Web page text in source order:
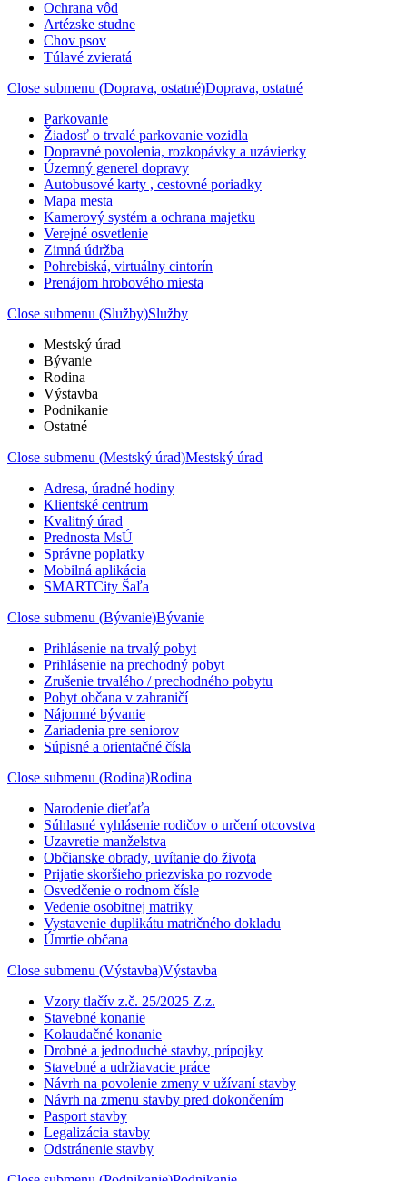
Ochrana vôd
Artézske studne
Chov psov
Túlavé zvieratá
Close submenu (Doprava, ostatné)Doprava, ostatné
Parkovanie
Žiadosť o trvalé parkovanie vozidla
Dopravné povolenia, rozkopávky a uzávierky
Územný generel dopravy
Autobusové karty , cestovné poriadky
Mapa mesta
Kamerový systém a ochrana majetku
Verejné osvetlenie
Zimná údržba
Pohrebiská, virtuálny cintorín
Prenájom hrobového miesta
Close submenu (Služby)Služby
Mestský úrad
Bývanie
Rodina
Výstavba
Podnikanie
Ostatné
Close submenu (Mestský úrad)Mestský úrad
Adresa, úradné hodiny
Klientské centrum
Kvalitný úrad
Prednosta MsÚ
Správne poplatky
Mobilná aplikácia
SMARTCity Šaľa
Close submenu (Bývanie)Bývanie
Prihlásenie na trvalý pobyt
Prihlásenie na prechodný pobyt
Zrušenie trvalého / prechodného pobytu
Pobyt občana v zahraničí
Nájomné bývanie
Zariadenia pre seniorov
Súpisné a orientačné čísla
Close submenu (Rodina)Rodina
Narodenie dieťaťa
Súhlasné vyhlásenie rodičov o určení otcovstva
Uzavretie manželstva
Občianske obrady, uvítanie do života
Prijatie skoršieho priezviska po rozvode
Osvedčenie o rodnom čísle
Vedenie osobitnej matriky
Vystavenie duplikátu matričného dokladu
Úmrtie občana
Close submenu (Výstavba)Výstavba
Vzory tlačív z.č. 25/2025 Z.z.
Stavebné konanie
Kolaudačné konanie
Drobné a jednoduché stavby, prípojky
Stavebné a udržiavacie práce
Návrh na povolenie zmeny v užívaní stavby
Návrh na zmenu stavby pred dokončením
Pasport stavby
Legalizácia stavby
Odstránenie stavby